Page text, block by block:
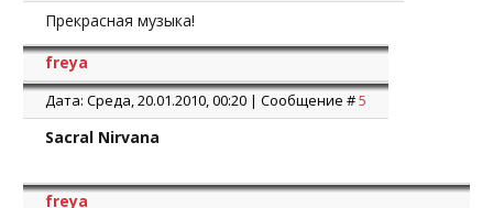
Прекрасная музыка!
freya
Дата: Среда, 20.01.2010, 00:20 | Сообщение #5
Sacral Nirvana
freya